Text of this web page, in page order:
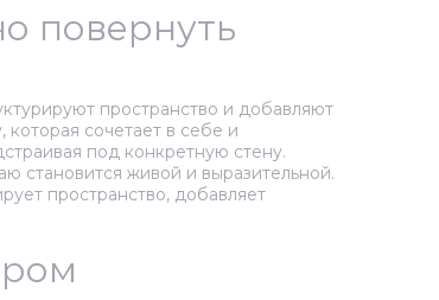
повернуть
пространство и добавляют
сочетает в себе и
под конкретную стену.
становится живой и выразительной.
пространство, добавляет